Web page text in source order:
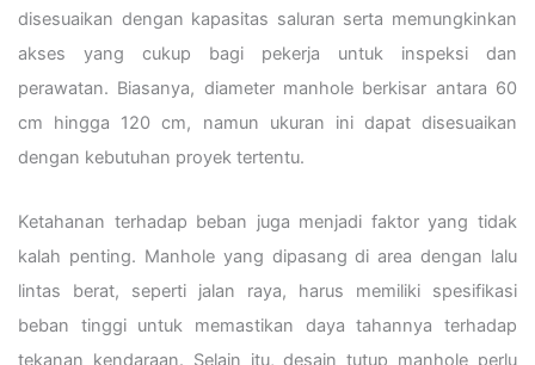
disesuaikan dengan kapasitas saluran serta memungkinkan
akses yang cukup bagi pekerja untuk inspeksi dan
perawatan. Biasanya, diameter manhole berkisar antara 60
cm hingga 120 cm, namun ukuran ini dapat disesuaikan
dengan kebutuhan proyek tertentu.
Ketahanan terhadap beban juga menjadi faktor yang tidak
kalah penting. Manhole yang dipasang di area dengan lalu
lintas berat, seperti jalan raya, harus memiliki spesifikasi
beban tinggi untuk memastikan daya tahannya terhadap
tekanan kendaraan. Selain itu, desain tutup manhole perlu